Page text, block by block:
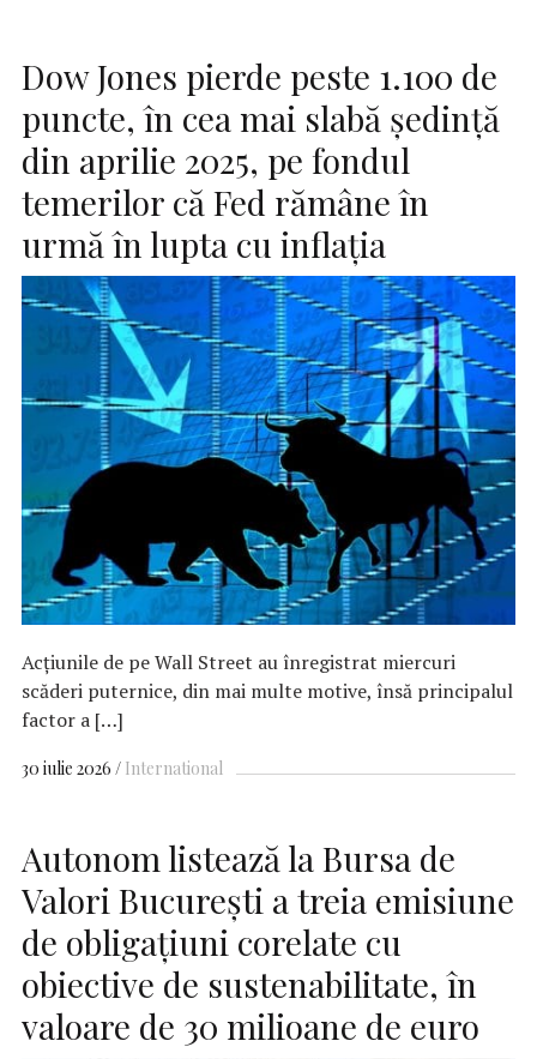
Dow Jones pierde peste 1.100 de
puncte, în cea mai slabă ședință
din aprilie 2025, pe fondul
temerilor că Fed rămâne în
urmă în lupta cu inflația
Acțiunile de pe Wall Street au înregistrat miercuri
scăderi puternice, din mai multe motive, însă principalul
factor a […]
30 iulie 2026 International
Autonom listează la Bursa de
Valori București a treia emisiune
de obligațiuni corelate cu
obiective de sustenabilitate, în
valoare de 30 milioane de euro